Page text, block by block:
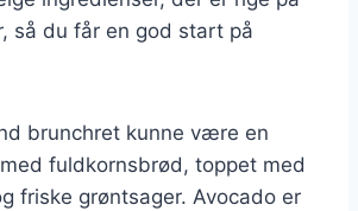
så du får en god start på
brunchret kunne være en
fuldkornsbrød, toppet med
friske grøntsager. Avocado er